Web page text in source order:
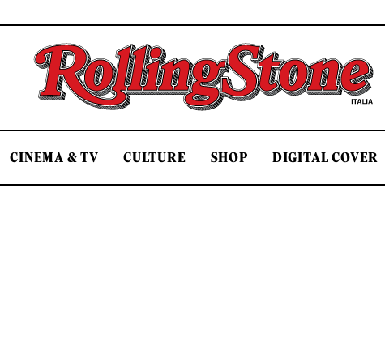
Rolling Stone Italia
CINEMA & TV CULTURE SHOP DIGITAL COVER